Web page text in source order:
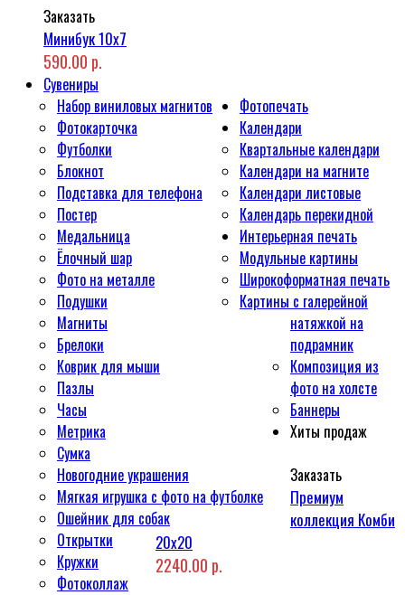
Заказать
Минибук 10х7
590.00 р.
Сувениры
Набор виниловых магнитов
Фотокарточка
Футболки
Блокнот
Подставка для телефона
Постер
Медальница
Ёлочный шар
Фото на металле
Подушки
Магниты
Брелоки
Коврик для мыши
Пазлы
Часы
Метрика
Сумка
Новогодние украшения
Мягкая игрушка с фото на футболке
Ошейник для собак
Открытки
Кружки
Фотоколлаж
Фотопечать
Календари
Квартальные календари
Календари на магните
Календари листовые
Календарь перекидной
Интерьерная печать
Модульные картины
Широкоформатная печать
Картины с галерейной
натяжкой на
подрамник
Композиция из
фото на холсте
Баннеры
Хиты продаж
Заказать
Премиум
коллекция Комби
20x20
2240.00 р.